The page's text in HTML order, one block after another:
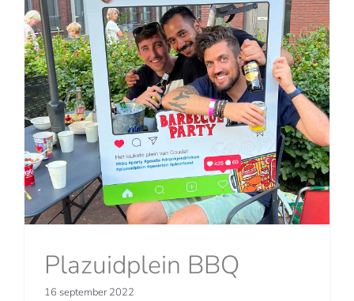
Plazuidplein BBQ
16 september 2022